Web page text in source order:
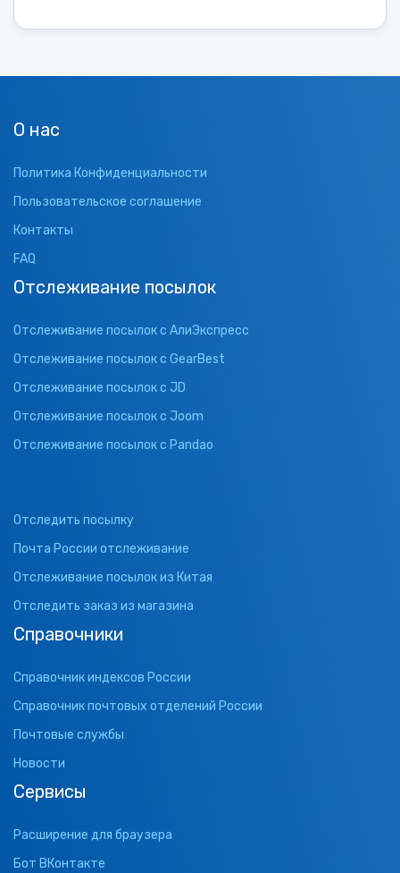
О нас
Политика Конфиденциальности
Пользовательское соглашение
Контакты
FAQ
Отслеживание посылок
Отслеживание посылок с АлиЭкспресс
Отслеживание посылок с GearBest
Отслеживание посылок с JD
Отслеживание посылок с Joom
Отслеживание посылок с Pandao
Отследить посылку
Почта России отслеживание
Отслеживание посылок из Китая
Отследить заказ из магазина
Справочники
Справочник индексов России
Справочник почтовых отделений России
Почтовые службы
Новости
Сервисы
Расширение для браузера
Бот ВКонтакте